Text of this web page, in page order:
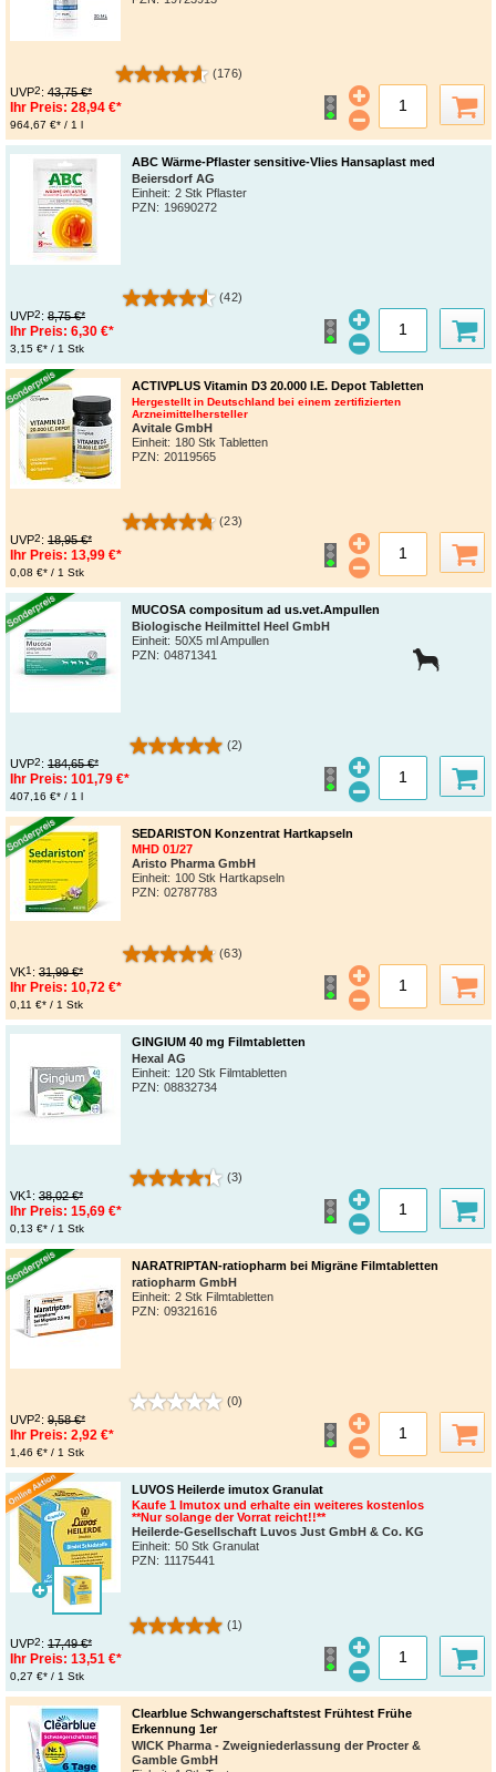
(176)
UVP2: 43,75 €*
Ihr Preis: 28,94 €*
964,67 €* / 1 l
ABC Wärme-Pflaster sensitive-Vlies Hansaplast med
Beiersdorf AG
Einheit: 2 Stk Pflaster
PZN : 19690272
(42)
UVP2: 8,75 €*
Ihr Preis: 6,30 €*
3,15 €* / 1 Stk
ACTIVPLUS Vitamin D3 20.000 I.E. Depot Tabletten
Hergestellt in Deutschland bei einem zertifizierten
Arzneimittelhersteller
Avitale GmbH
Einheit: 180 Stk Tabletten
PZN : 20119565
(23)
UVP2: 18,95 €*
Ihr Preis: 13,99 €*
0,08 €* / 1 Stk
MUCOSA compositum ad us.vet.Ampullen
Biologische Heilmittel Heel GmbH
Einheit: 50X5 ml Ampullen
PZN : 04871341
(2)
UVP2: 184,65 €*
Ihr Preis: 101,79 €*
407,16 €* / 1 l
SEDARISTON Konzentrat Hartkapseln
MHD 01/27
Aristo Pharma GmbH
Einheit: 100 Stk Hartkapseln
PZN: 02787783
(63)
VK1 : 31,99 €*
Ihr Preis: 10,72 €*
0,11 €* / 1 Stk
GINGIUM 40 mg Filmtabletten
Hexal AG
Einheit: 120 Stk Filmtabletten
PZN : 08832734
(3)
VK1 : 38,02 €*
Ihr Preis: 15,69 €*
0,13 €* / 1 Stk
NARATRIPTAN-ratiopharm bei Migräne Filmtabletten
ratiopharm GmbH
Einheit: 2 Stk Filmtabletten
PZN : 09321616
(0)
UVP2: 9,58 €*
Ihr Preis: 2,92 €*
1,46 €* / 1 Stk
LUVOS Heilerde imutox Granulat
Kaufe 1 Imutox und erhalte ein weiteres kostenlos
**Nur solange der Vorrat reicht!!**
Heilerde-Gesellschaft Luvos Just GmbH & Co. KG
Einheit: 50 Stk Granulat
PZN: 11175441
(1)
UVP2: 17,49 €*
Ihr Preis: 13,51 €*
0,27 €* / 1 Stk
Clearblue Schwangerschaftstest Frühtest Frühe
Erkennung 1er
WICK Pharma - Zweigniederlassung der Procter &
Gamble GmbH